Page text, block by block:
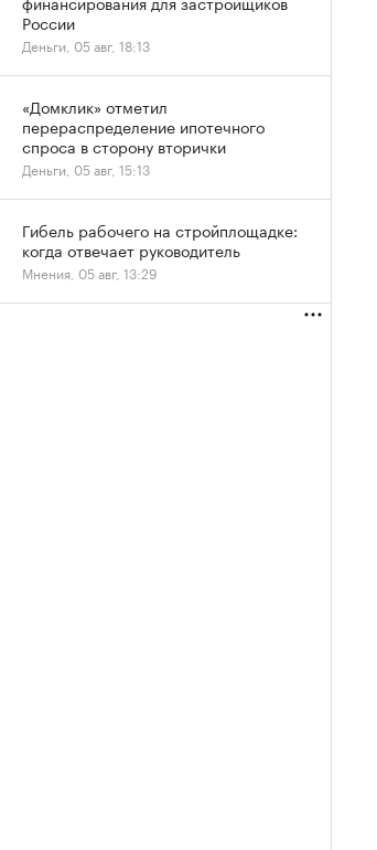
России
Деньги, 05 авг, 18:13
«Домклик» отметил
перераспределение ипотечного
спроса в сторону вторички
Деньги, 05 авг, 15:13
Гибель рабочего на стройплощадке:
когда отвечает руководитель
Мнения, 05 авг, 13:29